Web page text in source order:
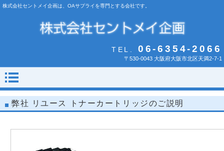
株式会社セントメイ企画は、OAサプライを専門とする会社です。
TEL. 06-6354-2066
〒530-0043 大阪府大阪市北区天満2-7-1
弊社 リユース トナーカートリッジのご説明